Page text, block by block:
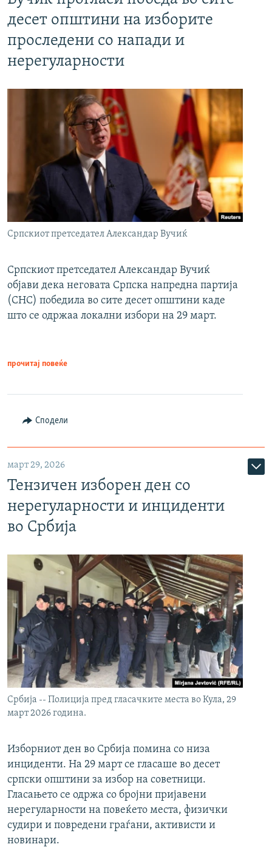
десет општини на изборите
проследени со напади и
нерегуларности
Српскиот претседател Александар Вучиќ
Српскиот претседател Александар Вучиќ
објави дека неговата Српска напредна партија
(СНС) победила во сите десет општини каде
што се одржаа локални избори на 29 март.
прочитај повеќе
Сподели
март 29, 2026
Тензичен изборен ден со
нерегуларности и инциденти
во Србија
Србија -- Полиција пред гласачките места во Кула, 29
март 2026 година.
Изборниот ден во Србија помина со низа
инциденти. На 29 март се гласаше во десет
српски општини за избор на советници.
Гласањето се одржа со бројни пријавени
нерегуларности на повеќето места, физички
судири и повредени граѓани, активисти и
новинари.